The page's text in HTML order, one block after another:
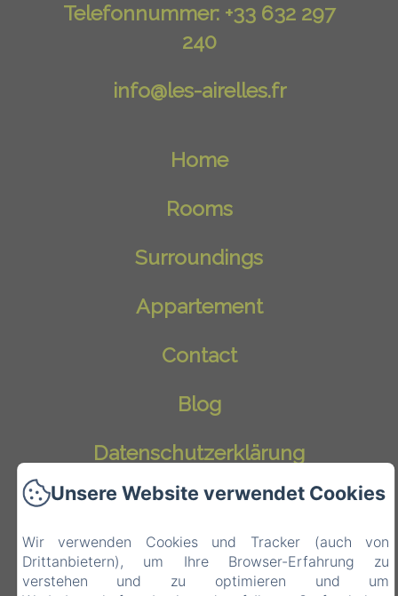
Telefonnummer: +33 632 297
240
info@les-airelles.fr
Home
Rooms
Surroundings
Appartement
Contact
Blog
Datenschutzerklärung
Rechtliche Informationen
Cookie-Informationen
EN
FR DE NL
Unsere Website verwendet Cookies
Wir verwenden Cookies und Tracker (auch von
Drittanbietern), um Ihre Browser-Erfahrung zu
verstehen und zu optimieren und um